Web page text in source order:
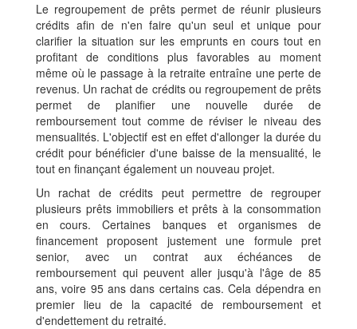
Le regroupement de prêts permet de réunir plusieurs
crédits afin de n'en faire qu'un seul et unique pour
clarifier la situation sur les emprunts en cours tout en
profitant de conditions plus favorables au moment
même où le passage à la retraite entraîne une perte de
revenus. Un rachat de crédits ou regroupement de prêts
permet de planifier une nouvelle durée de
remboursement tout comme de réviser le niveau des
mensualités. L'objectif est en effet d'allonger la durée du
crédit pour bénéficier d'une baisse de la mensualité, le
tout en finançant également un nouveau projet.
Un rachat de crédits peut permettre de regrouper
plusieurs prêts immobiliers et prêts à la consommation
en cours. Certaines banques et organismes de
financement proposent justement une formule pret
senior, avec un contrat aux échéances de
remboursement qui peuvent aller jusqu'à l'âge de 85
ans, voire 95 ans dans certains cas. Cela dépendra en
premier lieu de la capacité de remboursement et
d'endettement du retraité.